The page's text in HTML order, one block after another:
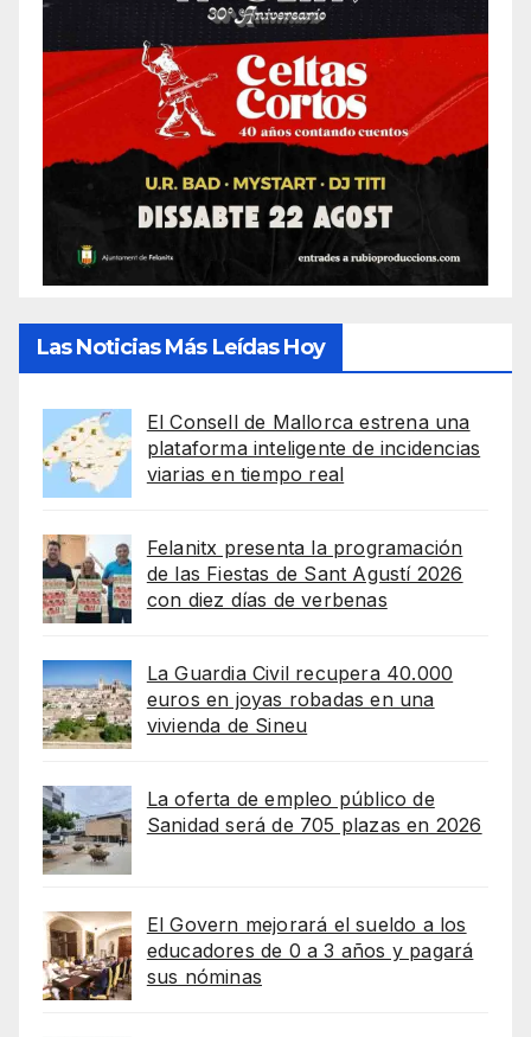
Las Noticias Más Leídas Hoy
El Consell de Mallorca estrena una
plataforma inteligente de incidencias
viarias en tiempo real
Felanitx presenta la programación
de las Fiestas de Sant Agustí 2026
con diez días de verbenas
La Guardia Civil recupera 40.000
euros en joyas robadas en una
vivienda de Sineu
La oferta de empleo público de
Sanidad será de 705 plazas en 2026
El Govern mejorará el sueldo a los
educadores de 0 a 3 años y pagará
sus nóminas